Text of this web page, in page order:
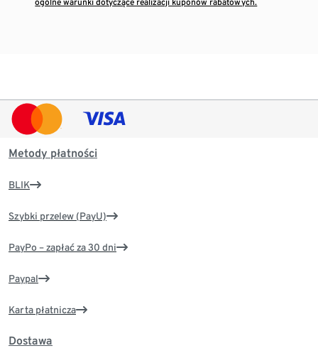
Metody płatności
BLIK
Szybki przelew (PayU)
PayPo – zapłać za 30 dni
Paypal
Karta płatnicza
Dostawa